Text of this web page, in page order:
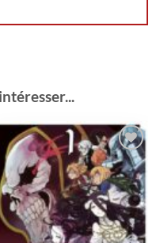
Ajouter
à la
wishlist